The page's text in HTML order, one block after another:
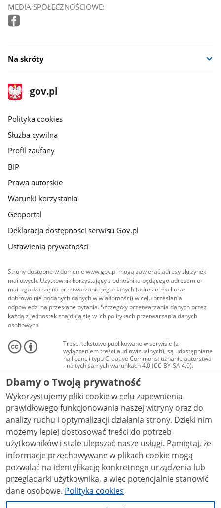
MEDIA SPOŁECZNOŚCIOWE:
Na skróty
stopka
gov.pl
Strona
gov.pl
gov.pl
Polityka cookies
Służba cywilna
Profil zaufany
BIP
Prawa autorskie
Warunki korzystania
Geoportal
Deklaracja dostępności serwisu Gov.pl
Ustawienia prywatności
Strony dostępne w domenie www.gov.pl mogą zawierać adresy skrzynek
mailowych. Użytkownik korzystający z odnośnika będącego adresem e-
mail zgadza się na przetwarzanie jego danych (adres e-mail oraz
dobrowolnie podanych danych w wiadomości) w celu przesłania
odpowiedzi na przesłane pytania. Szczegóły przetwarzania danych przez
każdą z jednostek znajdują się w ich politykach przetwarzania danych
osobowych.
Treści tekstowe publikowane w serwisie (z
wyłączeniem treści audiowizualnych), są udostępniane
na licencji typu Creative Commons: uznanie autorstwa
- na tych samych warunkach 4.0 (CC BY-SA 4.0).
Materiały audiowizualne, w tym zdjęcia, materiały
audio i wideo, są udostępniane na licencji typu
Creative Commons: uznanie autorstwa użycie
niekomercyjne - bez utworów zależnych 4.0 (CC BY-
NC-ND 4.0), o ile nie jest to stwierdzone inaczej.
Dbamy o Twoją prywatność
Wykorzystujemy pliki cookie w celu zapewnienia
prawidłowego funkcjonowania naszej witryny oraz do
analizy ruchu i optymalizacji działania strony. Dzięki nim
możemy lepiej dostosować treści do potrzeb
użytkowników i stale ulepszać nasze usługi. Pamiętaj, że
informacje przechowywane w plikach cookie mogą
pozwalać na identyfikację konkretnego urządzenia lub
przeglądarki użytkownika, a więc potencjalnie stanowić
dane osobowe. Polityka cookies